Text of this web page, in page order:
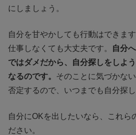
にしましょう。
自分を甘やかしても行動はできま
仕事しなくても大丈夫です。
自分
ではダメだから、自分探しをしよ
なるのです。 そのことに気づかな
否定するので、いつまでも自分探
自分にOKを出したいなら、これら
ださい。